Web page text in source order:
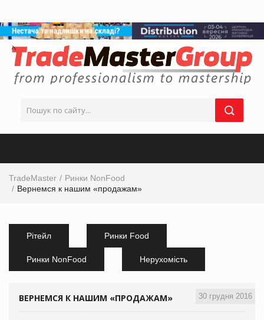
TradeMaster
Ринки NonFood
Вернемся к нашим «продажам»
Рітейл Ринки Food
Ринки NonFood Нерухомість
30 грудня 2016
ВЕРНЕМСЯ К НАШИМ «ПРОДАЖАМ»